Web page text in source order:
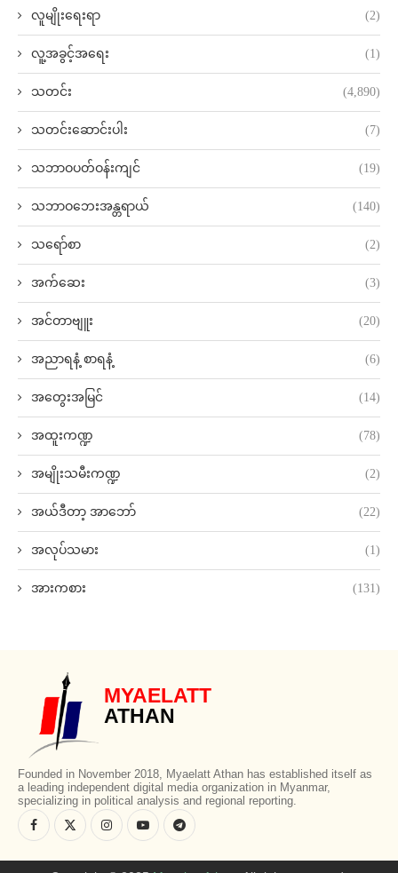
လူမျိုးရေးရာ (2)
လူ့အခွင့်အရေး (1)
သတင်း (4,890)
သတင်းဆောင်းပါး (7)
သဘာဝပတ်ဝန်းကျင် (19)
သဘာဝဘေးအန္တရာယ် (140)
သရော်စာ (2)
အက်ဆေး (3)
အင်တာဗျူး (20)
အညာရနံ့ စာရနံ့ (6)
အတွေးအမြင် (14)
အထူးကဏ္ဍ (78)
အမျိုးသမီးကဏ္ဍ (2)
အယ်ဒီတာ့ အာဘော် (22)
အလုပ်သမား (1)
အားကစား (131)
MYAELATT
ATHAN
Founded in November 2018, Myaelatt Athan has established itself as
a leading independent digital media organization in Myanmar,
specializing in political analysis and regional reporting.